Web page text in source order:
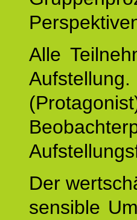
Alle
Der
sensible